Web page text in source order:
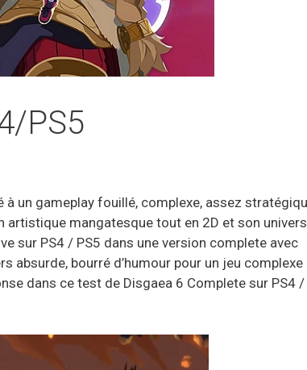
PS5
à un gameplay fouillé, complexe, assez
artistique mangatesque tout en 2D et son univers
sur PS4 / PS5 dans une version complete avec
absurde, bourré d’humour pour un jeu complexe
dans ce test de Disgaea 6 Complete sur PS4 /